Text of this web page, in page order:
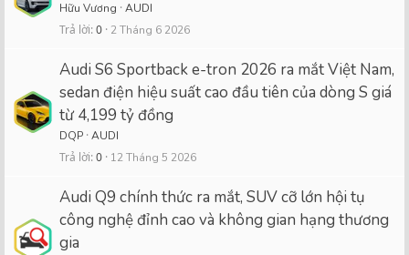
Hữu Vương AUDI
Trả lời 0 2 Tháng 6 2026
Audi S6 Sportback e-tron 2026 ra mắt Việt Nam,
sedan điện hiệu suất cao đầu tiên của dòng S giá
từ 4,199 tỷ đồng
DQP AUDI
Trả lời 0 12 Tháng 5 2026
Audi Q9 chính thức ra mắt, SUV cỡ lớn hội tụ
công nghệ đỉnh cao và không gian hạng thương
gia